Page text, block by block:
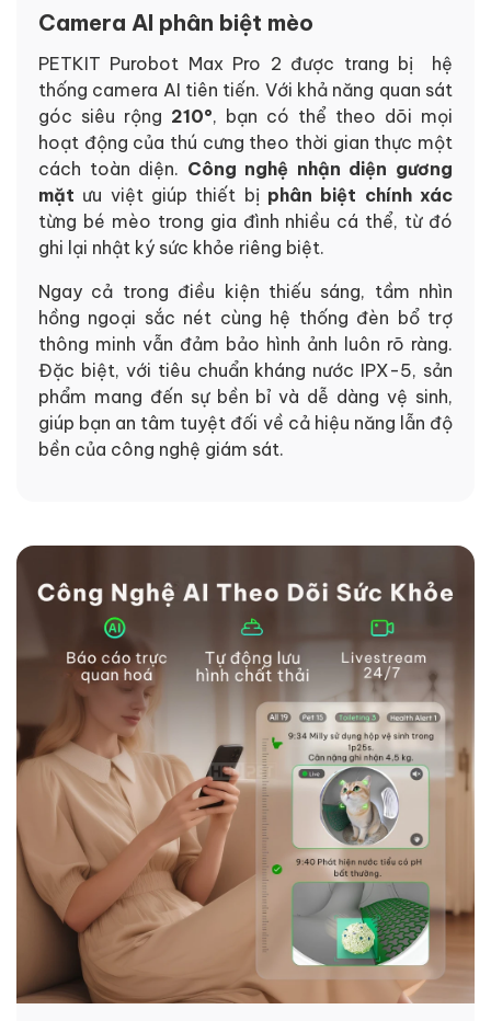
Camera AI phân biệt mèo
PETKIT Purobot Max Pro 2 được trang bị hệ
thống camera AI tiên tiến. Với khả năng quan sát
góc siêu rộng 210° , bạn có thể theo dõi mọi
hoạt động của thú cưng theo thời gian thực một
cách toàn diện. Công nghệ nhận diện gương
mặt ưu việt giúp thiết bị phân biệt chính xác
từng bé mèo trong gia đình nhiều cá thể, từ đó
ghi lại nhật ký sức khỏe riêng biệt.
Ngay cả trong điều kiện thiếu sáng, tầm nhìn
hồng ngoại sắc nét cùng hệ thống đèn bổ trợ
thông minh vẫn đảm bảo hình ảnh luôn rõ ràng.
Đặc biệt, với tiêu chuẩn kháng nước IPX-5, sản
phẩm mang đến sự bền bỉ và dễ dàng vệ sinh,
giúp bạn an tâm tuyệt đối về cả hiệu năng lẫn độ
bền của công nghệ giám sát.